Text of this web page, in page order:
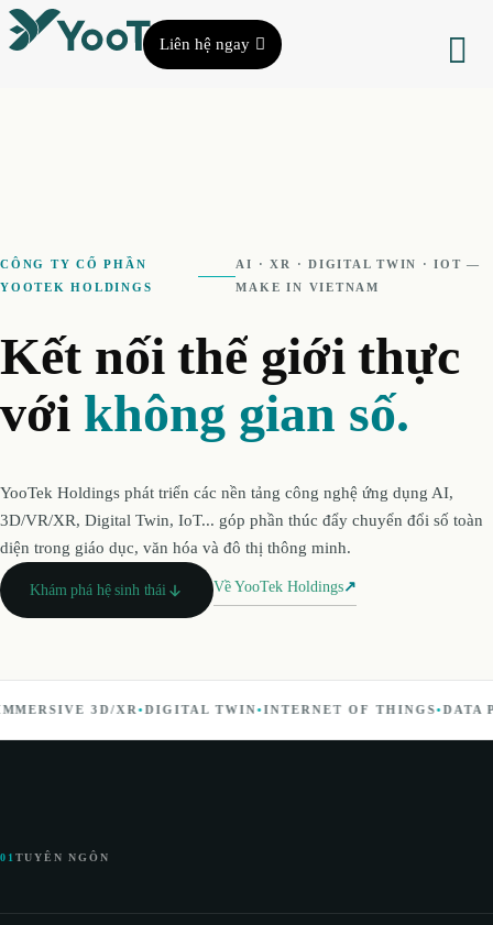
Liên hệ ngay
CÔNG TY CỔ PHẦN
YOOTEK HOLDINGS
AI · XR · DIGITAL TWIN · IOT —
MAKE IN VIETNAM
Kết nối thế giới thực
với không gian số.
YooTek Holdings phát triển các nền tảng công nghệ ứng dụng AI,
3D/VR/XR, Digital Twin, IoT... góp phần thúc đẩy chuyển đổi số toàn
diện trong giáo dục, văn hóa và đô thị thông minh.
Khám phá hệ sinh thái Về YooTek Holdings↗
3D/XR•DIGITAL TWIN•INTERNET OF THINGS•DATA
01 TUYÊN NGÔN